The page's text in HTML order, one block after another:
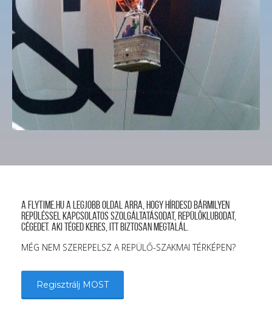
36,830Ft
A FLYTIME.HU a legjobb oldal arra, hogy hírdesd bármilyen
repüléssel kapcsolatos szolgáltatásodat, repülőklubodat,
cégedet. Aki téged keres, itt biztosan megtalál.
MÉG NEM SZEREPELSZ A REPÜLŐ-SZAKMAI TÉRKÉPEN?
Regisztrálj MOST